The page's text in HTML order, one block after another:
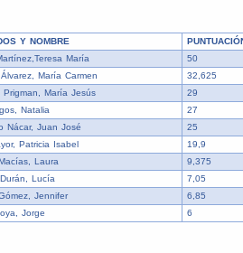
Y NOMBRE
María
50
María Carmen
32,625
Prigman, María Jesús
29
Natalia
27
Nácar, Juan José
25
Patricia Isabel
19,9
Laura
9,375
Lucía
7,05
Jennifer
6,85
Jorge 6